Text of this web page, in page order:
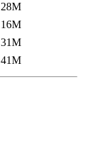
28M
16M
31M
41M